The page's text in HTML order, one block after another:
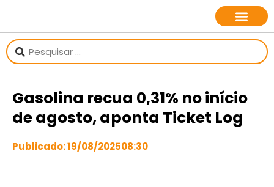
Gasolina recua 0,31% no início
de agosto, aponta Ticket Log
Publicado:19/08/202508:30